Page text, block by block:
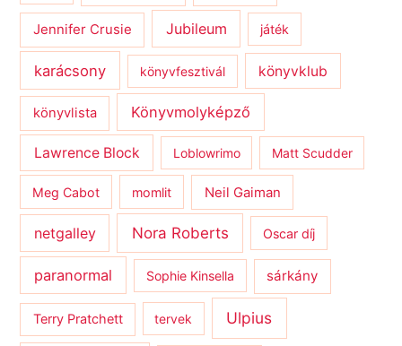
Jennifer Crusie Jubileum játék
karácsony könyvfesztivál könyvklub
könyvlista Könyvmolyképző
Lawrence Block Loblowrimo Matt Scudder
Meg Cabot momlit Neil Gaiman
netgalley Nora Roberts Oscar díj
paranormal Sophie Kinsella sárkány
Terry Pratchett tervek Ulpius